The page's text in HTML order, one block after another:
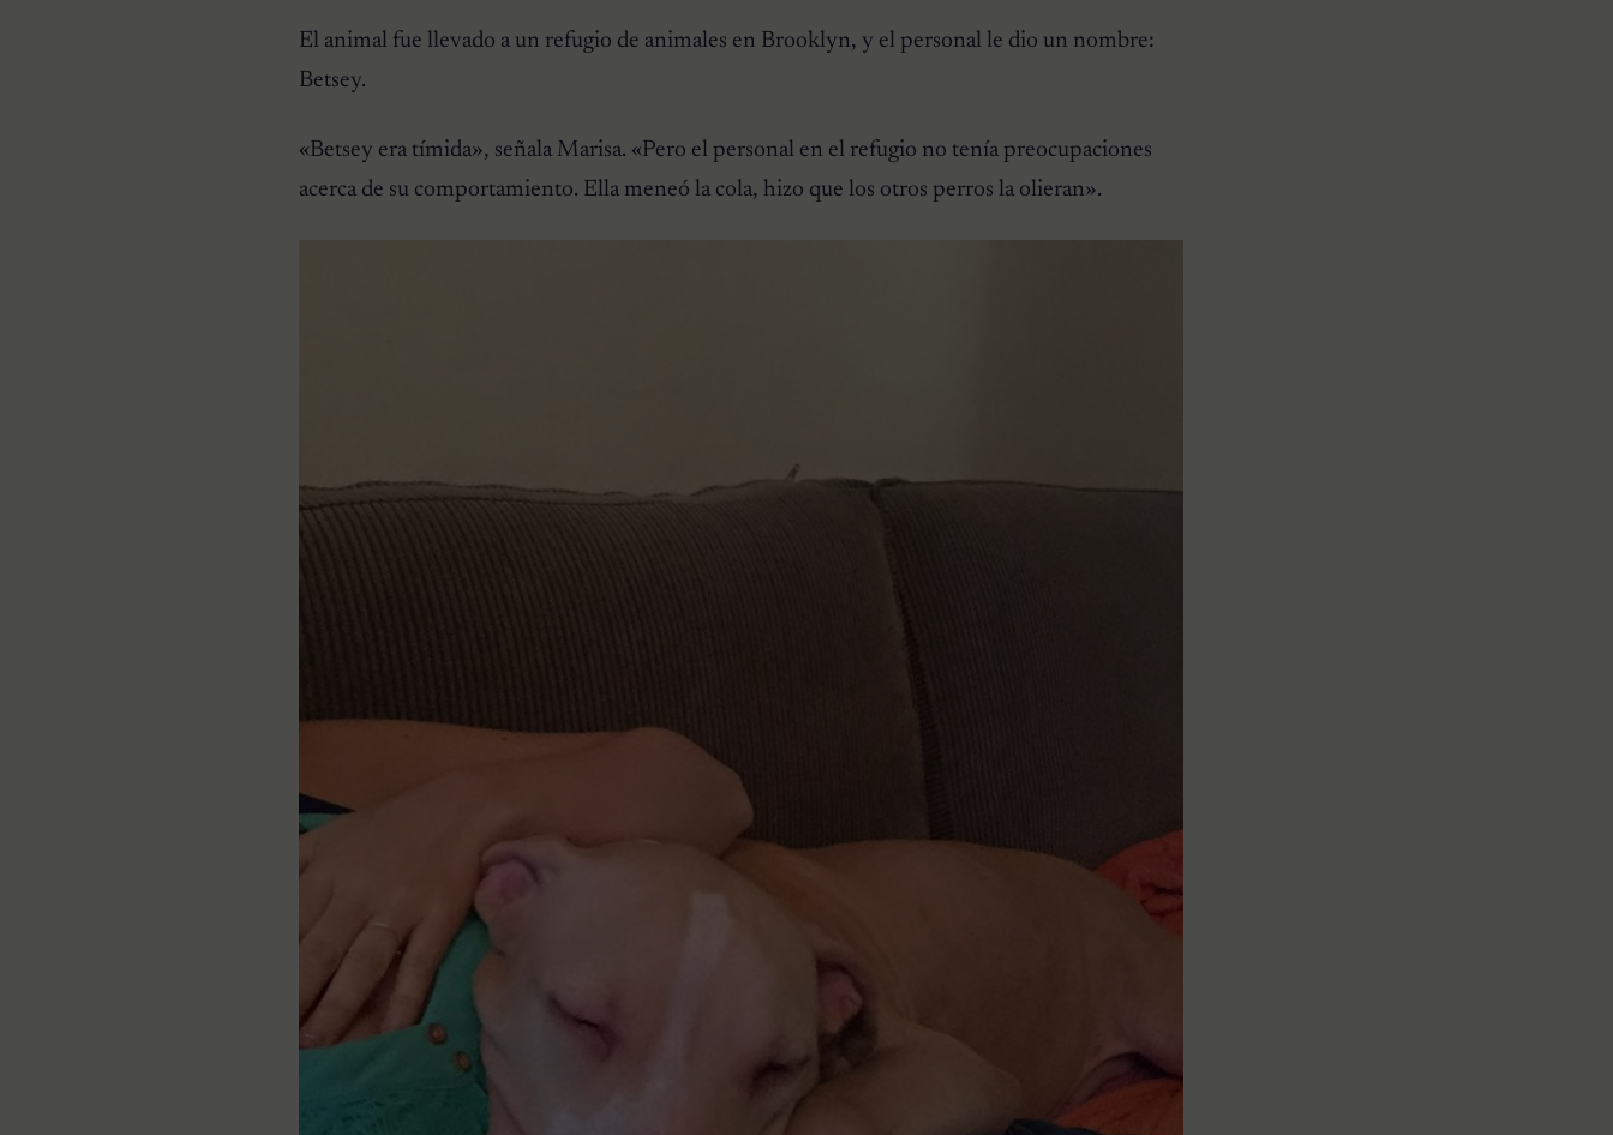
El animal fue llevado a un refugio de animales en Brooklyn, y el personal le dio un nombre:
Betsey.
«Betsey era tímida», señala Marisa. «Pero el personal en el refugio no tenía preocupaciones
acerca de su comportamiento. Ella meneó la cola, hizo que los otros perros la olieran».